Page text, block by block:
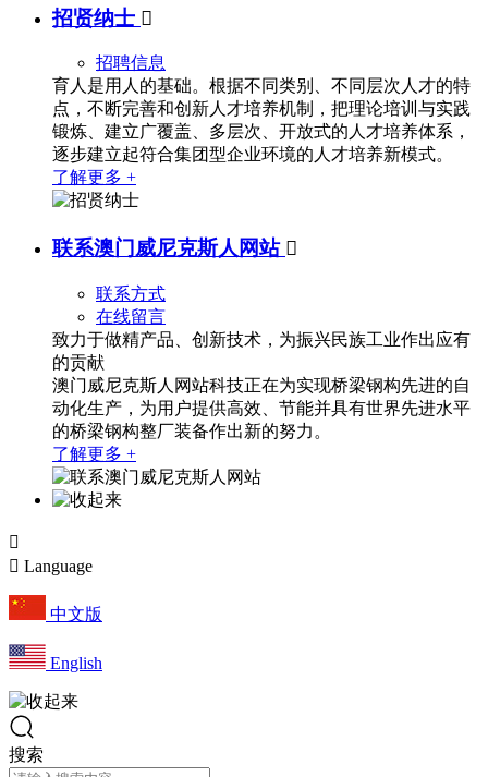
招贤纳士 
招聘信息
育人是用人的基础。根据不同类别、不同层次人才的特
点，不断完善和创新人才培养机制，把理论培训与实践
锻炼、建立广覆盖、多层次、开放式的人才培养体系，
逐步建立起符合集团型企业环境的人才培养新模式。
了解更多 +
联系澳门威尼克斯人网站 
联系方式
在线留言
致力于做精产品、创新技术，为振兴民族工业作出应有
的贡献
澳门威尼克斯人网站科技正在为实现桥梁钢构先进的自
动化生产，为用户提供高效、节能并具有世界先进水平
的桥梁钢构整厂装备作出新的努力。
了解更多 +

 Language
中文版
English
搜索